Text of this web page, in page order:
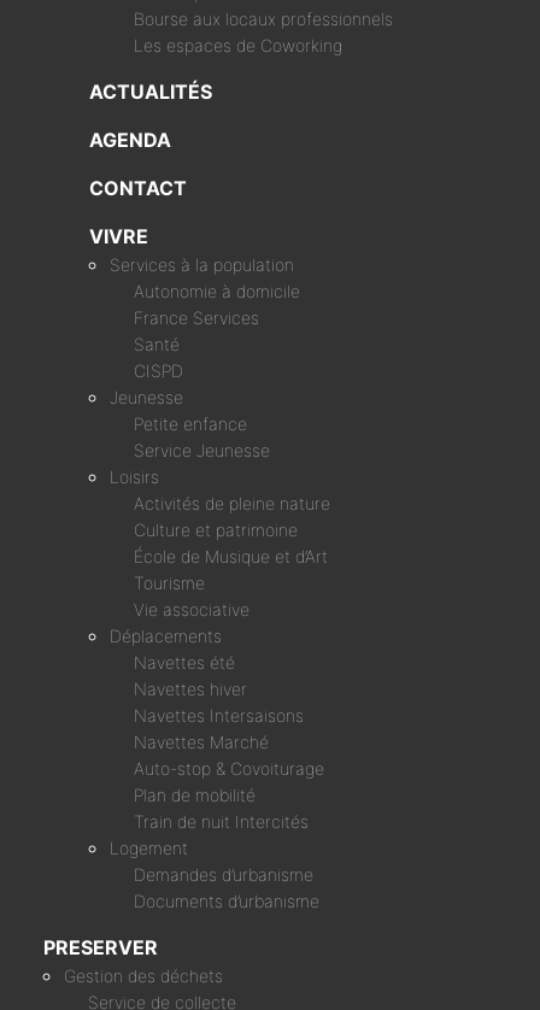
Bourse aux locaux professionnels
Les espaces de Coworking
ACTUALITÉS
AGENDA
CONTACT
VIVRE
Services à la population
Autonomie à domicile
France Services
Santé
CISPD
Jeunesse
Petite enfance
Service Jeunesse
Loisirs
Activités de pleine nature
Culture et patrimoine
École de Musique et d’Art
Tourisme
Vie associative
Déplacements
Navettes été
Navettes hiver
Navettes Intersaisons
Navettes Marché
Auto-stop & Covoiturage
Plan de mobilité
Train de nuit Intercités
Logement
Demandes d’urbanisme
Documents d’urbanisme
PRESERVER
Gestion des déchets
Service de collecte